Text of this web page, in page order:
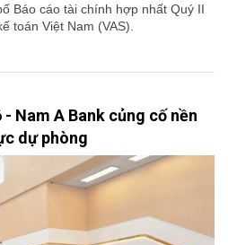
Báo cáo tài chính hợp nhất Quý II
toán Việt Nam (VAS).
Nam A Bank củng cố nền
dự phòng